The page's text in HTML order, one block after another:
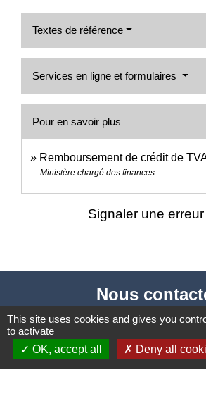
Textes de référence
Services en ligne et formulaires
Pour en savoir plus
Remboursement de crédit de
Ministère chargé des finances
Signaler une
Nous
Commune de
1 rue de la
81700 Puylaurens -
This site uses cookies and gives you
to activate
OK, accept all
Deny all